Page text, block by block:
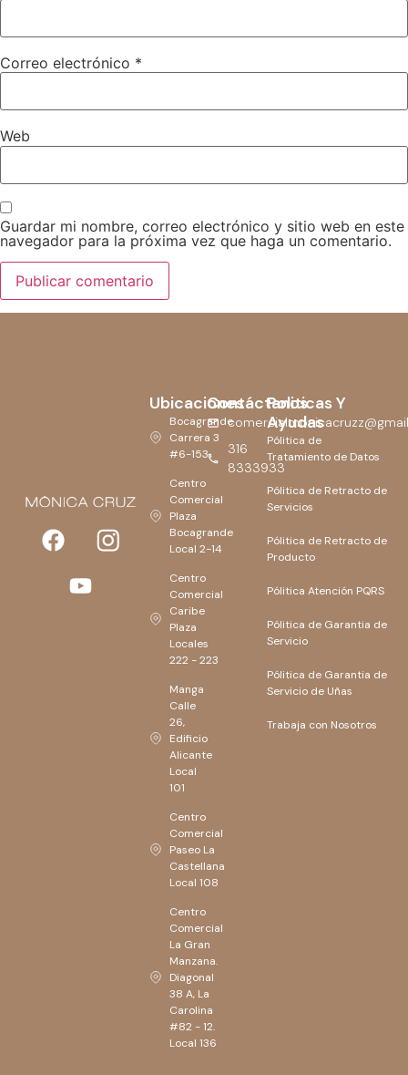
Correo electrónico *
Web
Guardar mi nombre, correo electrónico y sitio web en este
navegador para la próxima vez que haga un comentario.
Contáctanos
316
8333933
Ubicaciones
Bocagrande
Carrera 3
#6-153
Centro
Comercial
Plaza
Bocagrande
Local 2-14
Centro
Comercial
Caribe
Plaza
Locales
222 - 223
Manga
Calle
26,
Edificio
Alicante
Local
101
Centro
Comercial
Paseo La
Castellana
Local 108
Centro
Comercial
La Gran
Manzana.
Diagonal
38 A, La
Carolina
#82 - 12.
Local 136
Politicas Y
Ayudas
Pólitica de
Tratamiento de Datos
Pólitica de Retracto de
Servicios
Pólitica de Retracto de
Producto
Pólitica Atención PQRS
Pólitica de Garantia de
Servicio
Pólitica de Garantia de
Servicio de Uñas
Trabaja con Nosotros